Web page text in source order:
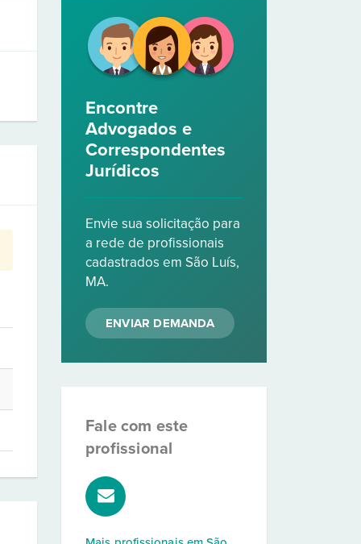
Encontre
Advogados e
Correspondentes
Jurídicos
Envie sua solicitação para
a rede de profissionais
cadastrados em São Luís,
MA.
ENVIAR DEMANDA
Fale com este
profissional